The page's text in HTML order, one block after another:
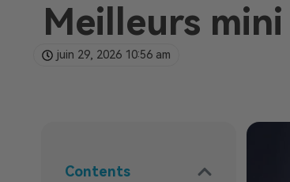
Meilleurs
juin 29, 2026 10:56 am
Contents